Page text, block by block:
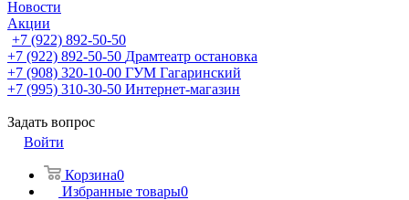
Новости
Акции
+7 (922) 892-50-50
+7 (922) 892-50-50 Драмтеатр остановка
+7 (908) 320-10-00 ГУМ Гагаринский
+7 (995) 310-30-50 Интернет-магазин
Задать вопрос
Войти
Корзина0
Избранные товары0